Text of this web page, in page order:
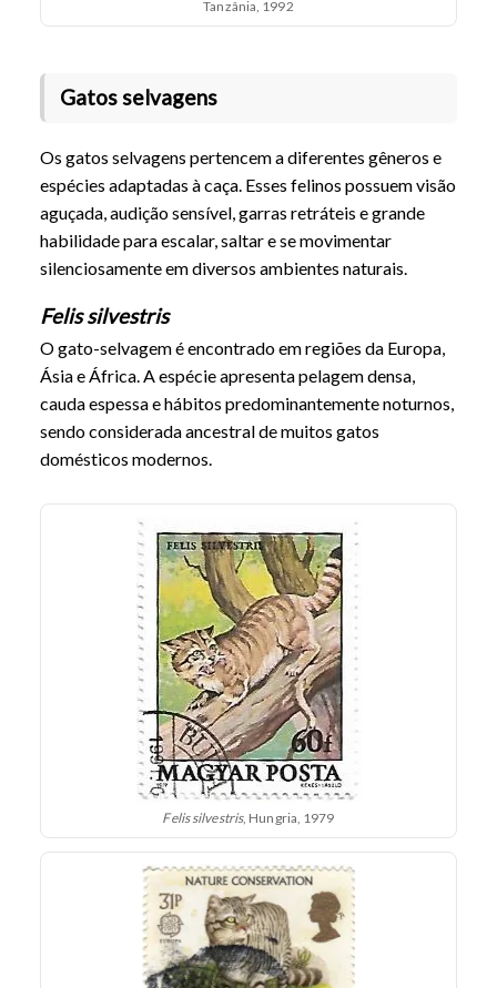
Tanzânia, 1992
Gatos selvagens
Os gatos selvagens pertencem a diferentes gêneros e
espécies adaptadas à caça. Esses felinos possuem visão
aguçada, audição sensível, garras retráteis e grande
habilidade para escalar, saltar e se movimentar
silenciosamente em diversos ambientes naturais.
Felis silvestris
O gato-selvagem é encontrado em regiões da Europa,
Ásia e África. A espécie apresenta pelagem densa,
cauda espessa e hábitos predominantemente noturnos,
sendo considerada ancestral de muitos gatos
domésticos modernos.
Felis silvestris, Hungria, 1979